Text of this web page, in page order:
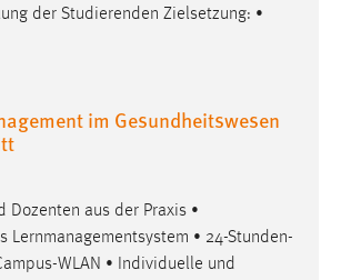
der Studierenden Zielsetzung: •
im Gesundheitswesen
Dozenten aus der Praxis •
Lernmanagementsystem • 24-Stunden-
WLAN • Individuelle und